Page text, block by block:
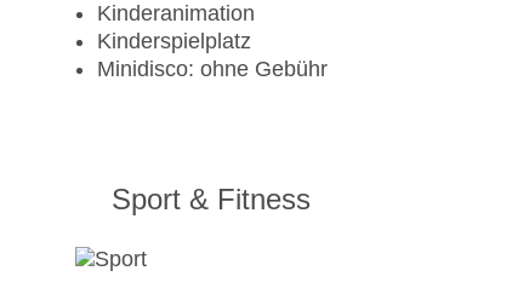
Kinderanimation
Kinderspielplatz
Minidisco: ohne Gebühr
Sport & Fitness